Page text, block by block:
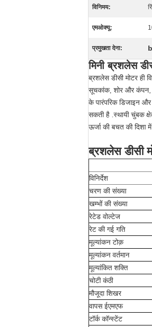
विनिमय:
एमओक्यू:
प्रमुखता देना:
मिनी ब्रशलेस
ब्रशलेस डीसी मोटर ही
सूचकांक, शोर और कंपन,
के पारंपरिक डिजाइन
सकती है .स्थायी चुंबक
ऊर्जा की बचत की दिशा
ब्रशलेस डीसी
विनिर्देश
चरण की संख्या
खम्भों की संख्या
रेटेड वोल्टेज
रेट की गई गति
मूल्यांकन टोक़
मूल्यांकन वर्तमान
मूल्यांकित शक्ति
चोटी कंठी
मौजूदा शिखर
वापस ईएमएफ
टॉर्क कॉन्स्टेंट